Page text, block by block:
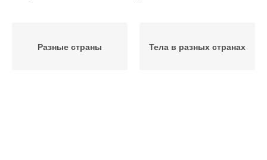
Разные страны Тела в разных странах